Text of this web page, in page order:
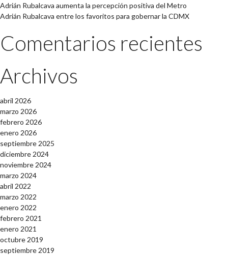
Adrián Rubalcava aumenta la percepción positiva del Metro
Adrián Rubalcava entre los favoritos para gobernar la CDMX
Comentarios recientes
Archivos
abril 2026
marzo 2026
febrero 2026
enero 2026
septiembre 2025
diciembre 2024
noviembre 2024
marzo 2024
abril 2022
marzo 2022
enero 2022
febrero 2021
enero 2021
octubre 2019
septiembre 2019